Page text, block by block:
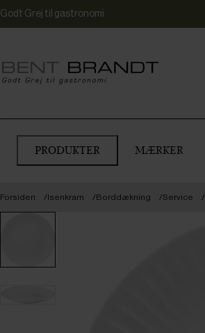
Godt Grej til gastronomi
PRODUKTER MÆRKER
Forsiden Isenkram Borddækning Service